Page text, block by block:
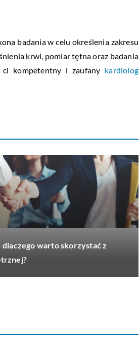
badania w celu określenia zakresu
krwi, pomiar tętna oraz badania
ci kompetentny i zaufany kardiolog
dlaczego warto skorzystać z